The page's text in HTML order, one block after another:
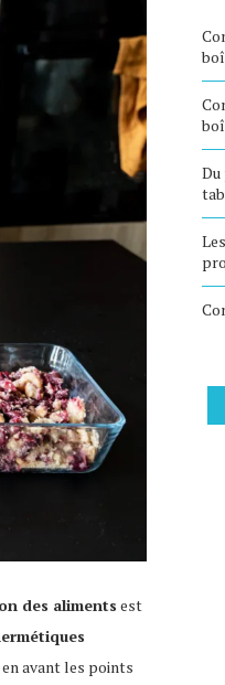
des aliments est
avant les points
Du